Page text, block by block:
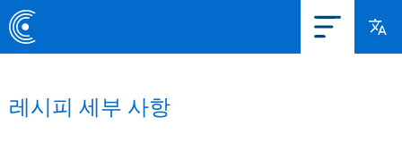
레시피 세부 사항